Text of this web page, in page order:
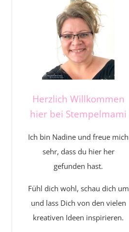
Herzlich Willkommen
hier bei Stempelmami
Ich bin Nadine und freue mich
sehr, dass du hier her
gefunden hast.
Fühl dich wohl, schau dich um
und lass Dich von den vielen
kreativen Ideen inspirieren.